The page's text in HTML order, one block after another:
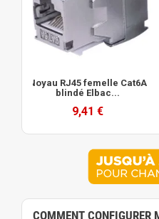
Noyau RJ45 femelle Cat6A
blindé Elbac...
9,41 €
COMMENT CONFIGURER